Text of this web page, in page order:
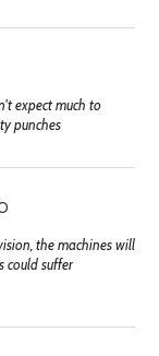
expect much to
punches
the machines will
could suffer